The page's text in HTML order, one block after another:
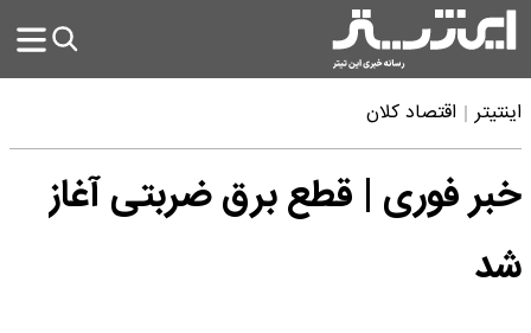
اینتیتر اقتصاد کلان
خبر فوری | قطع برق ضربتی آغاز
شد